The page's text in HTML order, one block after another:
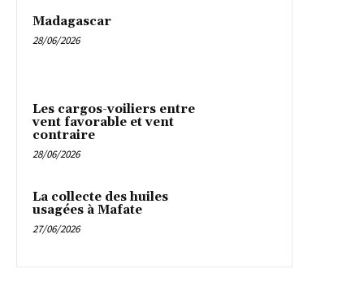
Madagascar
28/06/2026
Les cargos-voiliers entre
vent favorable et vent
contraire
28/06/2026
La collecte des huiles
usagées à Mafate
27/06/2026